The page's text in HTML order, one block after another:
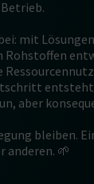
mit
Rohstoffen
aber
bleiben.
anderen. 🌱